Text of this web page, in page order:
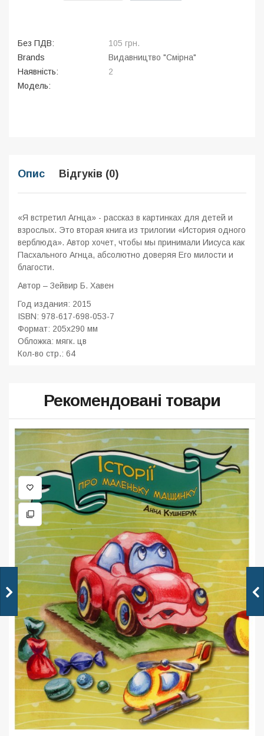
Без ПДВ:
105 грн.
Brands
Видавництво "Смірна"
Наявність:
2
Модель:
Опис Відгуків (0)
«Я встретил Агнца» - рассказ в картинках для детей и
взрослых. Это вторая книга из трилогии «История одного
верблюда». Автор хочет, чтобы мы принимали Иисуса как
Пасхального Агнца, абсолютно доверяя Его милости и
благости.
Автор – Зейвир Б. Хавен
Год издания: 2015
ISBN: 978-617-698-053-7
Формат: 205x290 мм
Обложка: мягк. цв
Кол-во стр.: 64
Рекомендовані товари